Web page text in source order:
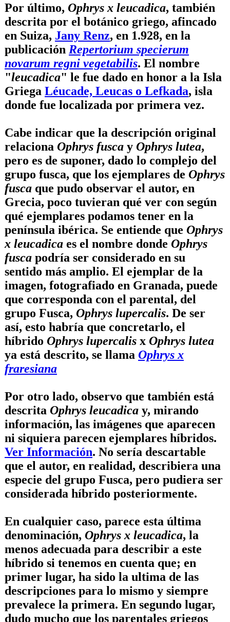
Por último, Ophrys x leucadica, también
descrita por el botánico griego, afincado
en Suiza, Jany Renz, en 1.928, en la
publicación Repertorium specierum
novarum regni vegetabilis. El nombre
"leucadica" le fue dado en honor a la Isla
Griega Léucade, Leucas o Lefkada, isla
donde fue localizada por primera vez.
Cabe indicar que la descripción original
relaciona Ophrys fusca y Ophrys lutea,
pero es de suponer, dado lo complejo del
grupo fusca, que los ejemplares de Ophrys
fusca que pudo observar el autor, en
Grecia, poco tuvieran qué ver con según
qué ejemplares podamos tener en la
península ibérica. Se entiende que Ophrys
x leucadica es el nombre donde Ophrys
fusca podría ser considerado en su
sentido más amplio. El ejemplar de la
imagen, fotografiado en Granada, puede
que corresponda con el parental, del
grupo Fusca, Ophrys lupercalis. De ser
así, esto habría que concretarlo, el
híbrido Ophrys lupercalis x Ophrys lutea
ya está descrito, se llama Ophrys x
fraresiana
Por otro lado, observo que también está
descrita Ophrys leucadica y, mirando
información, las imágenes que aparecen
ni siquiera parecen ejemplares híbridos.
Ver Información. No sería descartable
que el autor, en realidad, describiera una
especie del grupo Fusca, pero pudiera ser
considerada híbrido posteriormente.
En cualquier caso, parece esta última
denominación, Ophrys x leucadica, la
menos adecuada para describir a este
híbrido si tenemos en cuenta que; en
primer lugar, ha sido la ultima de las
descripciones para lo mismo y siempre
prevalece la primera. En segundo lugar,
dudo mucho que los parentales griegos